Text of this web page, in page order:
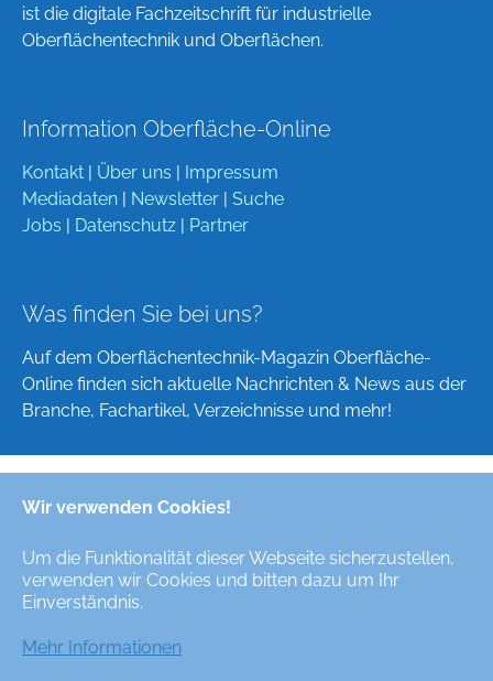
Wir verwenden Cookies!
Um die Funktionalität dieser Webseite sicherzustellen,
verwenden wir Cookies und bitten dazu um Ihr
Einverständnis.
Mehr Informationen
ist die digitale Fachzeitschrift für industrielle
Oberflächentechnik und Oberflächen.
Information Oberfläche-Online
Kontakt Über uns
Impressum
Mediadaten
Newsletter
Suche
Jobs
Datenschutz Partner
Was finden Sie bei uns?
Auf dem Oberflächentechnik-Magazin Oberfläche-
Online finden sich aktuelle Nachrichten & News aus der
Branche, Fachartikel, Verzeichnisse und mehr!
Deutsch
Alle Rechte/All Rights Reserved © Oberfläche-Online,
das digitale Oberflächentechnik-Magazin / the digital
surface technologies magazine